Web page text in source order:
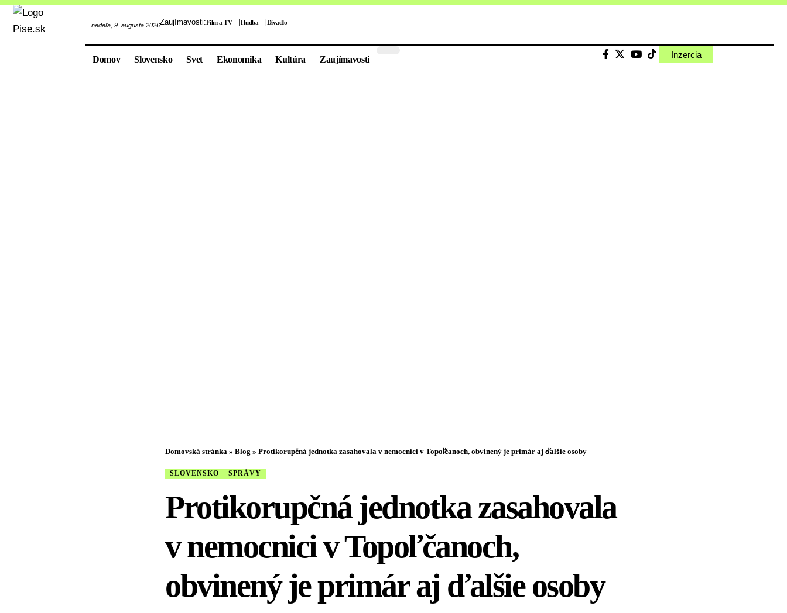
nedeľa, 9. augusta 2026Zaujímavosti:Film a TV Hudba Divadlo
Domov Slovensko Svet Ekonomika Kultúra Zaujímavosti Inzercia
Domovská stránka » Blog » Protikorupčná jednotka zasahovala v nemocnici v Topoľčanoch, obvinený je primár aj ďalšie osoby
SLOVENSKO SPRÁVY
Protikorupčná jednotka zasahovala
v nemocnici v Topoľčanoch,
obvinený je primár aj ďalšie osoby